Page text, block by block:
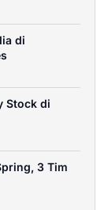
di
Stock di
3 Tim